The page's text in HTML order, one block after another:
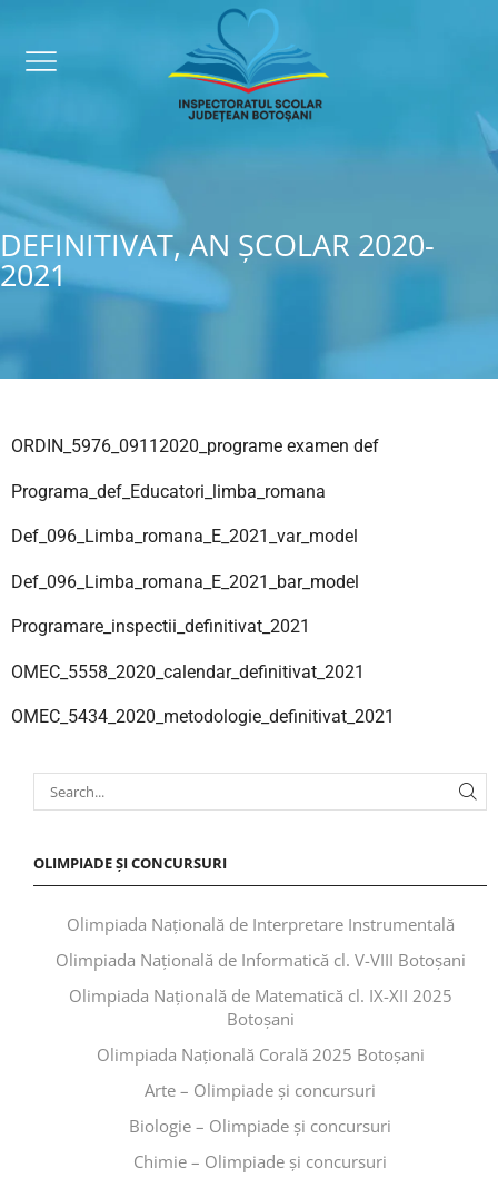
DEFINITIVAT, AN ȘCOLAR 2020-
2021
ORDIN_5976_09112020_programe examen def
Programa_def_Educatori_limba_romana
Def_096_Limba_romana_E_2021_var_model
Def_096_Limba_romana_E_2021_bar_model
Programare_inspectii_definitivat_2021
OMEC_5558_2020_calendar_definitivat_2021
OMEC_5434_2020_metodologie_definitivat_2021
OLIMPIADE ȘI CONCURSURI
Olimpiada Națională de Interpretare Instrumentală
Olimpiada Națională de Informatică cl. V-VIII Botoșani
Olimpiada Națională de Matematică cl. IX-XII 2025
Botoșani
Olimpiada Națională Corală 2025 Botoșani
Arte – Olimpiade și concursuri
Biologie – Olimpiade și concursuri
Chimie – Olimpiade și concursuri